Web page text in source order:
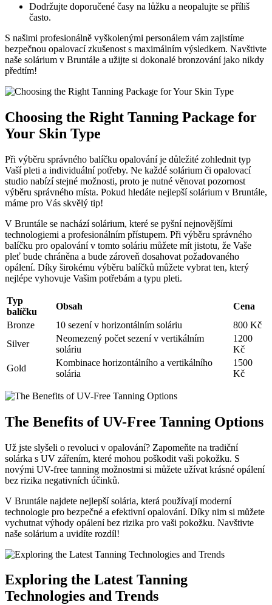
Dodržujte doporučené časy na lůžku a neopalujte se příliš
často.
S našimi profesionálně vyškolenými personálem vám zajistíme
bezpečnou opalovací zkušenost s maximálním výsledkem. Navštivte
naše solárium v Bruntále a užijte si dokonalé bronzování jako nikdy
předtím!
Choosing the Right Tanning Package for
Your Skin Type
Při výběru správného balíčku opalování je důležité zohlednit typ
Vaší pleti a individuální potřeby. Ne každé solárium či opalovací
studio nabízí stejné možnosti, proto je nutné věnovat pozornost
výběru správného místa. Pokud hledáte nejlepší solárium v Bruntále,
máme pro Vás skvělý tip!
V Bruntále se nachází solárium, které se pyšní nejnovějšími
technologiemi a profesionálním přístupem. Při výběru správného
balíčku pro opalování v tomto soláriu můžete mít jistotu, že Vaše
pleť bude chráněna a bude zároveň dosahovat požadovaného
opálení. Díky širokému výběru balíčků můžete vybrat ten, který
nejlépe vyhovuje Vašim potřebám a typu pleti.
Typ
balíčku
Obsah
Cena
Bronze
10 sezení v horizontálním soláriu
800 Kč
Silver
Neomezený počet sezení v vertikálním
soláriu
1200
Kč
Gold
Kombinace horizontálního a vertikálního
solária
1500
Kč
The Benefits of UV-Free Tanning Options
Už jste slyšeli o revoluci v opalování? Zapomeňte na tradiční
solárka s UV zářením, které mohou poškodit vaši pokožku. S
novými UV-free tanning možnostmi si můžete užívat krásné opálení
bez rizika negativních účinků.
V Bruntále najdete nejlepší solária, která používají moderní
technologie pro bezpečné a efektivní opalování. Díky nim si můžete
vychutnat výhody opálení bez rizika pro vaši pokožku. Navštivte
naše solárium a uvidíte rozdíl!
Exploring the Latest Tanning
Technologies and Trends